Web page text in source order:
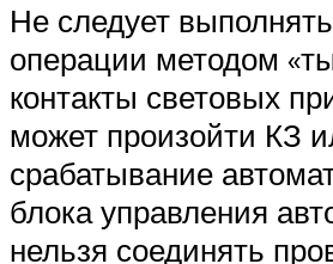
Не следует
операции методом
контакты световых
может произойти КЗ
срабатывание
блока управления
нельзя соединять